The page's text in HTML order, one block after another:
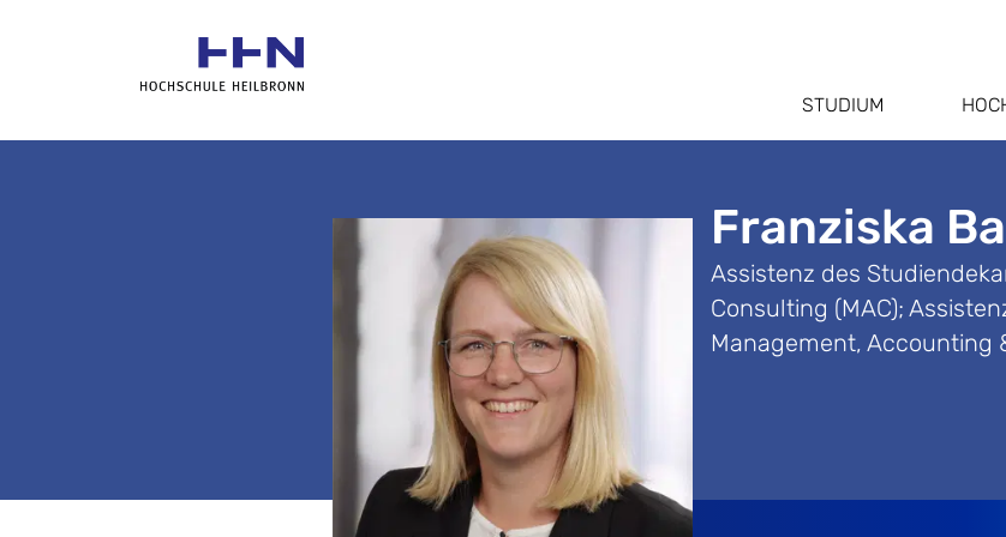
STUDIUM
Franziska
Assistenz des
Consulting (MAC);
Management, Accounting